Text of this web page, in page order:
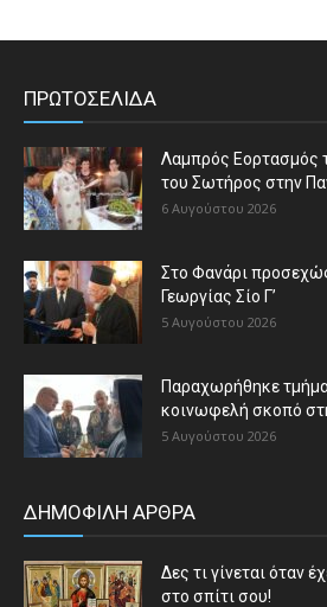
ΠΡΩΤΟΣΕΛΙΔΑ
Λαμπρός
του Σωτήρος στην
6 Αυγούστου 2026
Στο Φανάρι
Γεωργίας Σίο Γ’
5 Αυγούστου 2026
Παραχωρήθηκε
κοινωφελή σκοπό
5 Αυγούστου 2026
ΔΗΜΟΦΙΛΗ ΑΡΘΡΑ
Δες τι γίνεται όταν
στο σπίτι σου!